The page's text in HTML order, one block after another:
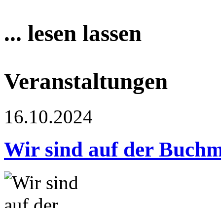
... lesen lassen
Veranstaltungen
16.10.2024
Wir sind auf der